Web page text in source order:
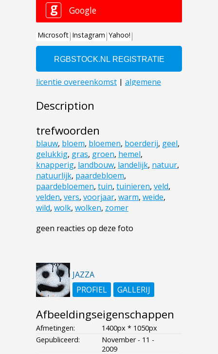
Description
trefwoorden
blauw, bloem, bloemen, boerderij, geel,
gelukkig, gras, groen, hemel,
knapperig, landbouw, landelijk, natuur,
natuurlijk, paardebloem,
paardebloemen, tuin, tuinieren, veld,
velden, vers, voorjaar, warm, weide,
wild, wolk, wolken, zomer
geen reacties op deze foto
JAZZA
PROFIEL
GALLERIJ
Afbeeldingseigenschappen
Afmetingen:
1400px * 1050px
Gepubliceerd:
November - 11 -
2009